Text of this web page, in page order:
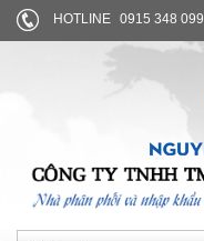
HOTLINE 0915 348 099